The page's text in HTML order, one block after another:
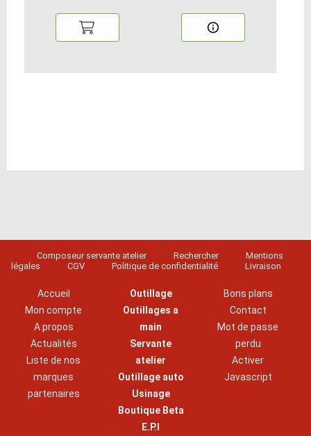
Composeur servante atelier Rechercher
Mentions
légales
CGV Politique de confidentialité Livraison
Accueil
Mon compte
A propos
Actualités
Liste de nos
marques
partenaires
Outillage
Outillages a
main
Servante
atelier
Outillage auto
Usinage
Boutique Beta
E.P.I
Bons plans
Contact
Mot de passe
perdu
Activer
Javascript